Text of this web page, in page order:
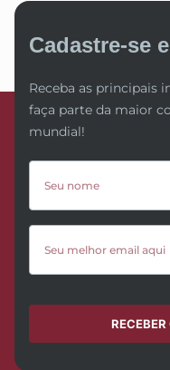
Cadastre-se
Receba as principais
faça parte da maior
mundial!